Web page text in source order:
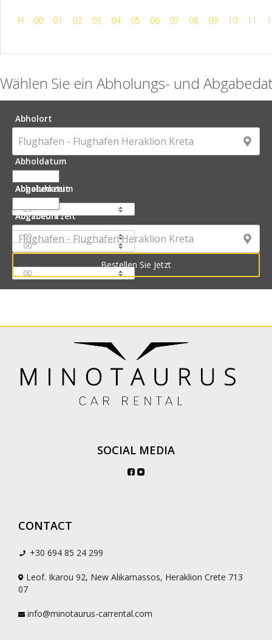
H 00 01 02 03 04 05 06 07 08 09 10 11
Wählen Sie ein Abholungs- und
Abholort
Abholdatum
Abholuhrzeit
:
Abgabedatum
Abgabeuhrzeit
:
Abgabeort
SOCIAL MEDIA
CONTACT
+30 694 85 24 299
Leof. Ikarou 92, New Alikarnassos, Heraklion Crete 713
07
info@minotaurus-carrental.com